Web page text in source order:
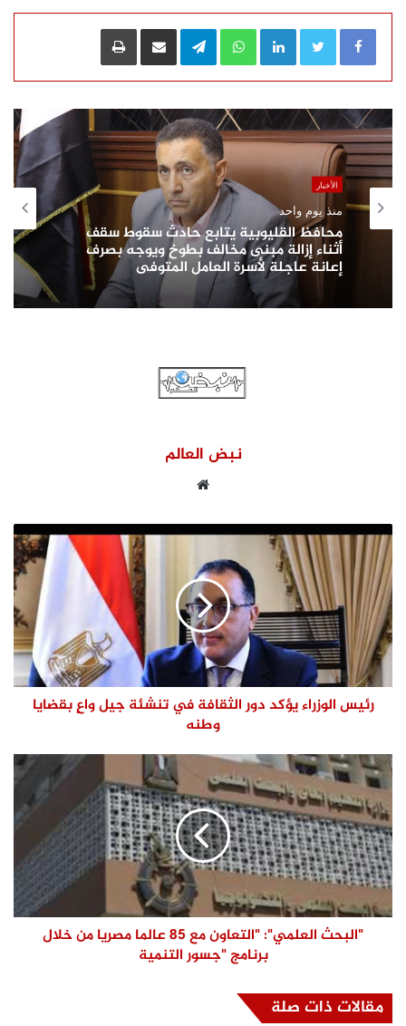
LinkedIn
WhatsApp
Telegramمشاركة عبر البريد طباعة
الأخبار
منذ يوم واحد
محافظ القليوبية يتابع حادث سقوط سقف
أثناء إزالة مبنى مخالف بطوخ ويوجه بصرف
إعانة عاجلة لأسرة العامل المتوفى
نبض العالم
رئيس الوزراء يؤكد دور الثقافة في تنشئة جيل واعٍ بقضايا
وطنه
"البحث العلمي": "التعاون مع 85 عالما مصريا من خلال
برنامج "جسور التنمية
مقالات ذات صلة